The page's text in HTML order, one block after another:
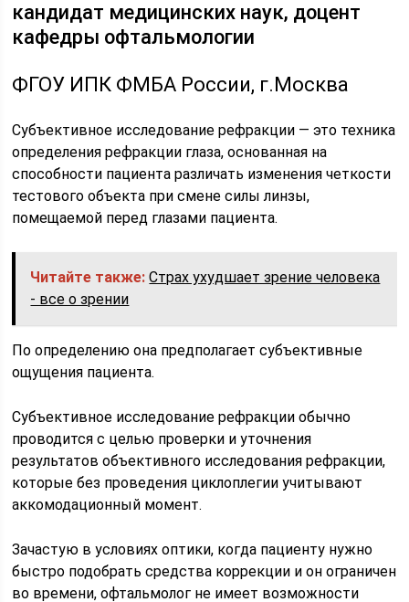
кандидат медицинских наук, доцент
кафедры офтальмологии
ФГОУ ИПК ФМБА России, г.Москва
Субъективное исследование рефракции — это техника
определения рефракции глаза, основанная на
способности пациента различать изменения четкости
тестового объекта при смене силы линзы,
помещаемой перед глазами пациента.
Читайте также: Страх ухудшает зрение человека
- все о зрении
По определению она предполагает субъективные
ощущения пациента.
Субъективное исследование рефракции обычно
проводится с целью проверки и уточнения
результатов объективного исследования рефракции,
которые без проведения циклоплегии учитывают
аккомодационный момент.
Зачастую в условиях оптики, когда пациенту нужно
быстро подобрать средства коррекции и он ограничен
во времени, офтальмолог не имеет возможности